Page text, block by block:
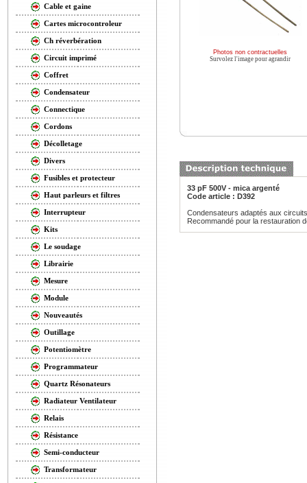
Cable et gaine
Cartes microcontroleur
Ch réverbération
Circuit imprimé
Coffret
Condensateur
Connectique
Cordons
Décolletage
Divers
Fusibles et protecteur
Haut parleurs et filtres
Interrupteur
Kits
Le soudage
Librairie
Mesure
Module
Nouveautés
Outillage
Potentiomètre
Programmateur
Quartz Résonateurs
Radiateur Ventilateur
Relais
Résistance
Semi-conducteur
Transformateur
Photos non contractuelles
Survolez l'image pour agrandir
33 pF 500V - mica argenté
Code article : D392
Condensateurs adaptés aux
Recommandé pour la restauration